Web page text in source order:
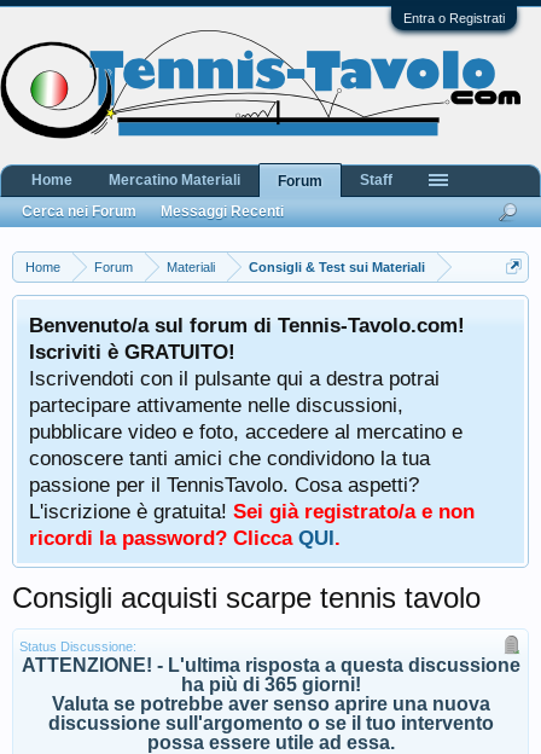
Entra o Registrati
Home Forum Materiali Consigli & Test sui Materiali
Benvenuto/a sul forum di Tennis-Tavolo.com!
Iscriviti è GRATUITO!
Iscrivendoti con il pulsante qui a destra potrai
partecipare attivamente nelle discussioni,
pubblicare video e foto, accedere al mercatino e
conoscere tanti amici che condividono la tua
passione per il TennisTavolo. Cosa aspetti?
L'iscrizione è gratuita! Sei già registrato/a e non
ricordi la password? Clicca QUI.
Consigli acquisti scarpe tennis tavolo
Status Discussione:
ATTENZIONE! - L'ultima risposta a questa discussione
ha più di 365 giorni!
Valuta se potrebbe aver senso aprire una nuova
discussione sull'argomento o se il tuo intervento
possa essere utile ad essa.
Home Mercatino Materiali
Forum
Cerca nei Forum
Messaggi Recenti
Staff